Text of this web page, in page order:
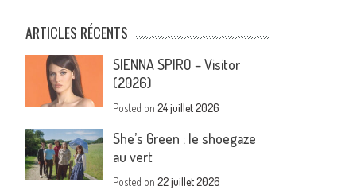
ARTICLES RÉCENTS
SIENNA SPIRO – Visitor
(2026)
Posted on24 juillet 2026
She’s Green : le shoegaze
au vert
Posted on22 juillet 2026